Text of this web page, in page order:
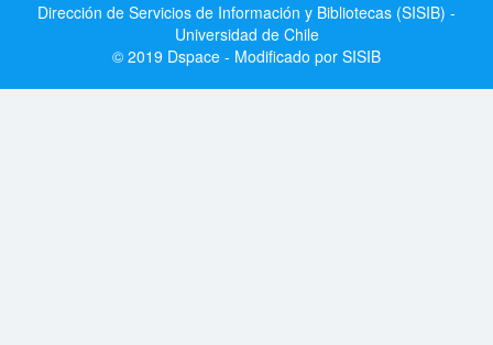
Dirección de Servicios de Información y Bibliotecas (SISIB) -
Universidad de Chile
© 2019 Dspace - Modificado por SISIB